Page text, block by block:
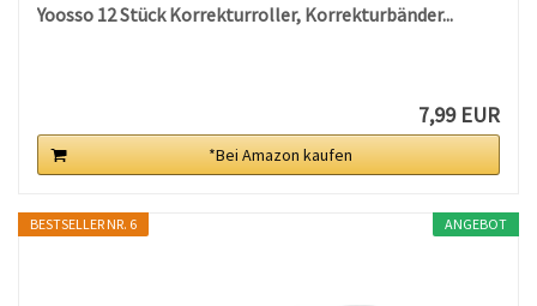
Yoosso 12 Stück Korrekturroller, Korrekturbänder...
7,99 EUR
*Bei Amazon kaufen
ANGEBOT
BESTSELLER NR. 6